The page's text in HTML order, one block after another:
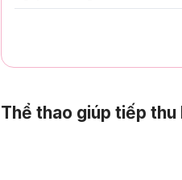
Thể thao giúp tiếp thu